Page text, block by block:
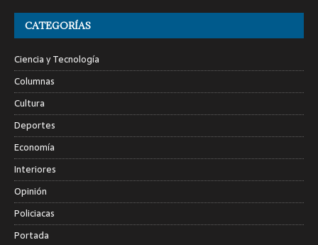
CATEGORÍAS
Ciencia y Tecnología
Columnas
Cultura
Deportes
Economía
Interiores
Opinión
Policiacas
Portada